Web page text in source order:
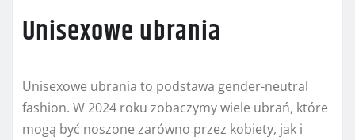
Unisexowe ubrania
Unisexowe ubrania to podstawa gender-neutral
fashion. W 2024 roku zobaczymy wiele ubrań, które
mogą być noszone zarówno przez kobiety, jak i